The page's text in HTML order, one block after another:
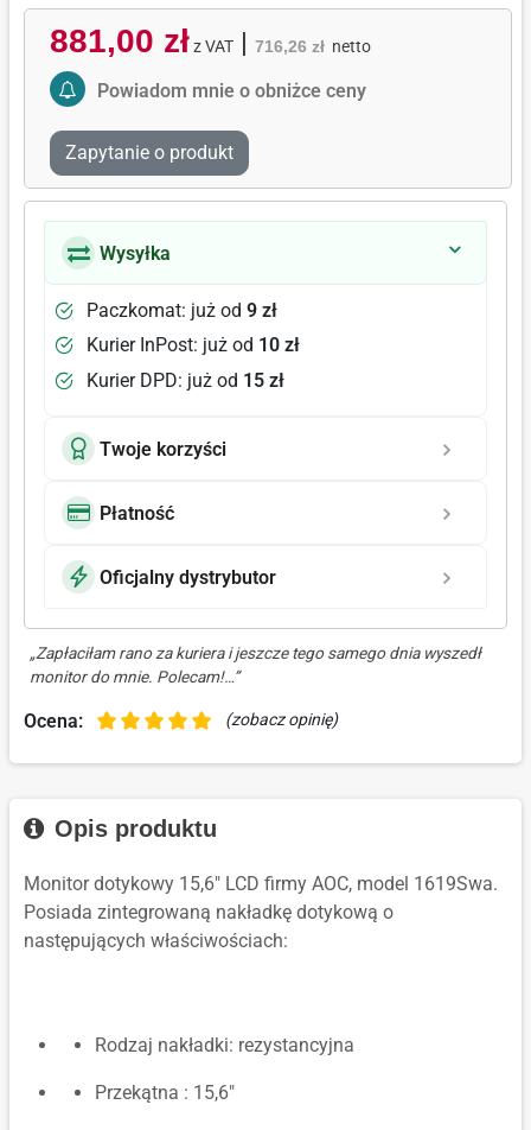
881,00 zł z VAT| 716,26 zł netto
Activate Price Alert
Powiadom mnie o obniżce ceny
Zapytanie o produkt
Wysyłka
Paczkomat: już od 9 zł
Kurier InPost: już od 10 zł
Kurier DPD: już od 15 zł
Twoje korzyści
Płatność
Oficjalny dystrybutor
„Zapłaciłam rano za kuriera i jeszcze tego samego dnia wyszedł
monitor do mnie. Polecam!…”
Ocena: (zobacz opinię)
Opis produktu
Monitor dotykowy 15,6" LCD firmy AOC, model 1619Swa.
Posiada zintegrowaną nakładkę dotykową o
następujących właściwościach:
Rodzaj nakładki: rezystancyjna
Przekątna : 15,6"